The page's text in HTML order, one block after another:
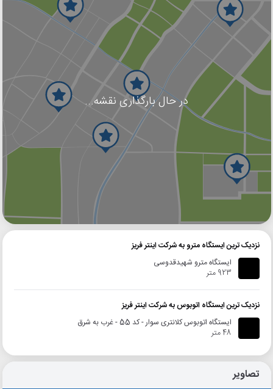
در حال بارگذاری نقشه...
گوگل
نزدیک ترین ایستگاه مترو به شرکت اینتر فریز
ایستگاه مترو شهیدقدوسی
923 متر
نزدیک ترین ایستگاه اتوبوس به شرکت اینتر فریز
ایستگاه اتوبوس کلانتری سوار - کد 55 - غرب به شرق
48 متر
تصاویر